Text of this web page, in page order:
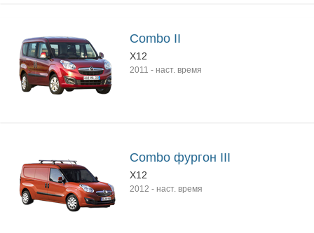
Combo II
X12
2011 - наст. время
Combo фургон III
X12
2012 - наст. время